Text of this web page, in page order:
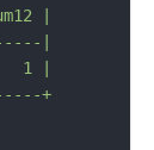
|
1 |